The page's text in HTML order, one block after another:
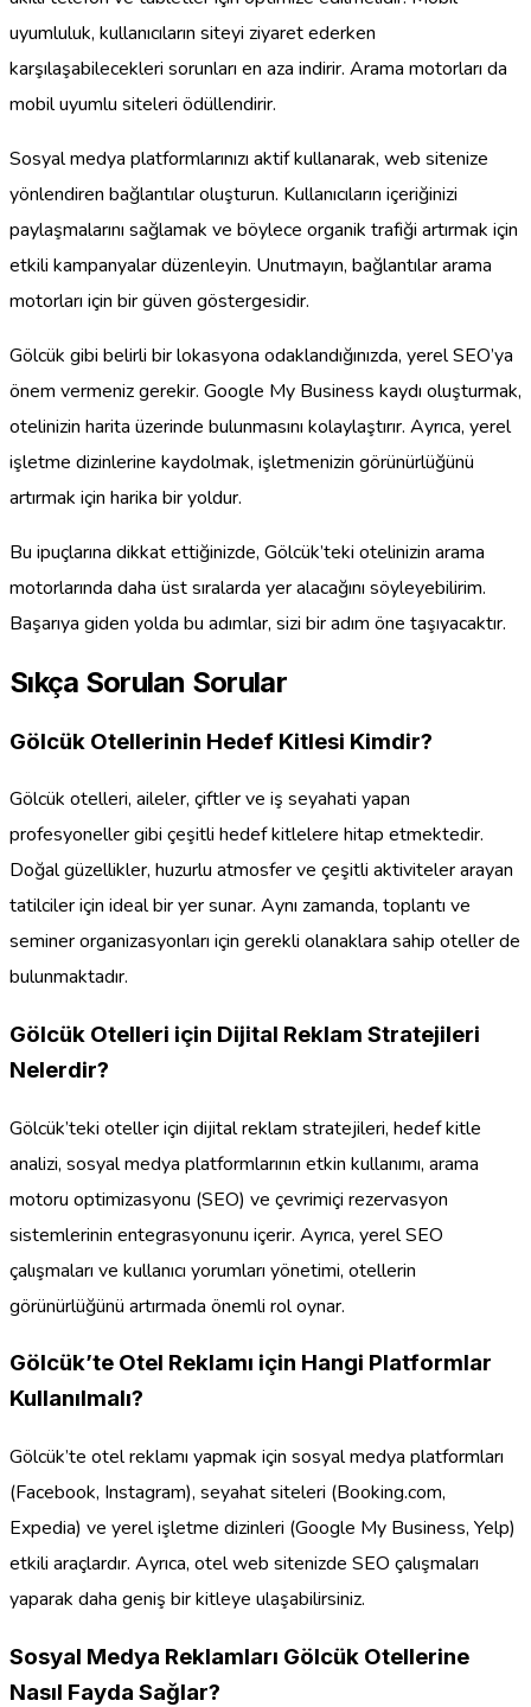
uyumluluk, kullanıcıların siteyi ziyaret ederken
karşılaşabilecekleri sorunları en aza indirir. Arama motorları da
mobil uyumlu siteleri ödüllendirir.
Sosyal medya platformlarınızı aktif kullanarak, web sitenize
yönlendiren bağlantılar oluşturun. Kullanıcıların içeriğinizi
paylaşmalarını sağlamak ve böylece organik trafiği artırmak için
etkili kampanyalar düzenleyin. Unutmayın, bağlantılar arama
motorları için bir güven göstergesidir.
Gölcük gibi belirli bir lokasyona odaklandığınızda, yerel SEO’ya
önem vermeniz gerekir. Google My Business kaydı oluşturmak,
otelinizin harita üzerinde bulunmasını kolaylaştırır. Ayrıca, yerel
işletme dizinlerine kaydolmak, işletmenizin görünürlüğünü
artırmak için harika bir yoldur.
Bu ipuçlarına dikkat ettiğinizde, Gölcük’teki otelinizin arama
motorlarında daha üst sıralarda yer alacağını söyleyebilirim.
Başarıya giden yolda bu adımlar, sizi bir adım öne taşıyacaktır.
Sıkça Sorulan Sorular
Gölcük Otellerinin Hedef Kitlesi Kimdir?
Gölcük otelleri, aileler, çiftler ve iş seyahati yapan
profesyoneller gibi çeşitli hedef kitlelere hitap etmektedir.
Doğal güzellikler, huzurlu atmosfer ve çeşitli aktiviteler arayan
tatilciler için ideal bir yer sunar. Aynı zamanda, toplantı ve
seminer organizasyonları için gerekli olanaklara sahip oteller de
bulunmaktadır.
Gölcük Otelleri için Dijital Reklam Stratejileri
Nelerdir?
Gölcük’teki oteller için dijital reklam stratejileri, hedef kitle
analizi, sosyal medya platformlarının etkin kullanımı, arama
motoru optimizasyonu (SEO) ve çevrimiçi rezervasyon
sistemlerinin entegrasyonunu içerir. Ayrıca, yerel SEO
çalışmaları ve kullanıcı yorumları yönetimi, otellerin
görünürlüğünü artırmada önemli rol oynar.
Gölcük’te Otel Reklamı için Hangi Platformlar
Kullanılmalı?
Gölcük’te otel reklamı yapmak için sosyal medya platformları
(Facebook, Instagram), seyahat siteleri (Booking.com,
Expedia) ve yerel işletme dizinleri (Google My Business, Yelp)
etkili araçlardır. Ayrıca, otel web sitenizde SEO çalışmaları
yaparak daha geniş bir kitleye ulaşabilirsiniz.
Sosyal Medya Reklamları Gölcük Otellerine
Nasıl Fayda Sağlar?